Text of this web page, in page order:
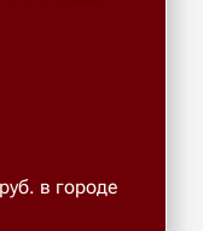
в городе